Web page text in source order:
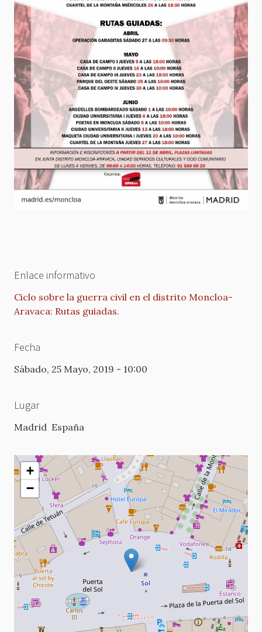
Enlace informativo
Ciclo sobre la guerra civil en el distrito Moncloa-
Aravaca: Rutas guiadas.
Fecha
Sábado, 25 Mayo, 2019 - 10:00
Lugar
Madrid España
+
−